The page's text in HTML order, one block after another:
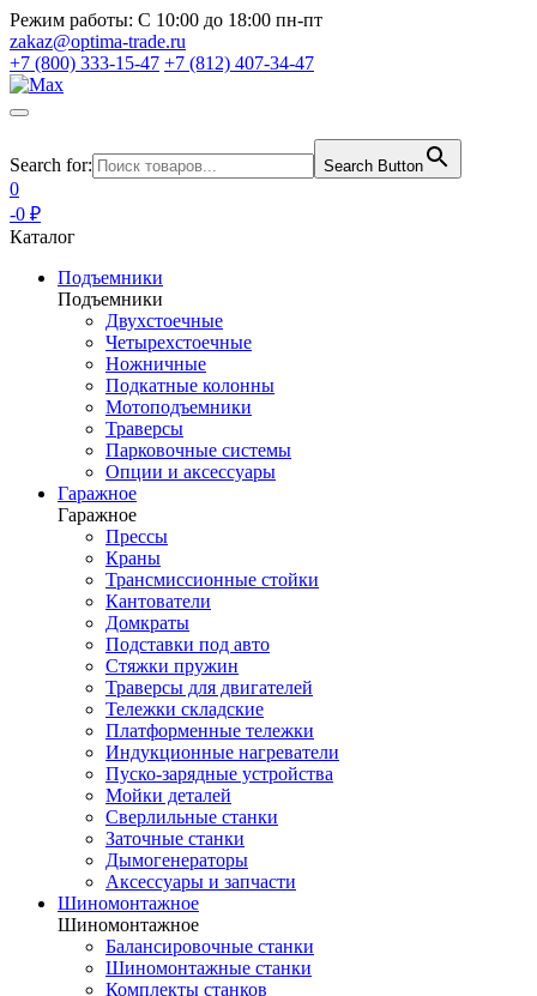
Режим работы: С 10:00 до 18:00 пн-пт
zakaz@optima-trade.ru
+7 (800) 333-15-47 +7 (812) 407-34-47
Search for: Search Button
0
-0 ₽
Каталог
Подъемники
Подъемники
Двухстоечные
Четырехстоечные
Ножничные
Подкатные колонны
Мотоподъемники
Траверсы
Парковочные системы
Опции и аксессуары
Гаражное
Гаражное
Прессы
Краны
Трансмиссионные стойки
Кантователи
Домкраты
Подставки под авто
Стяжки пружин
Траверсы для двигателей
Тележки складские
Платформенные тележки
Индукционные нагреватели
Пуско-зарядные устройства
Мойки деталей
Сверлильные станки
Заточные станки
Дымогенераторы
Аксессуары и запчасти
Шиномонтажное
Шиномонтажное
Балансировочные станки
Шиномонтажные станки
Комплекты станков